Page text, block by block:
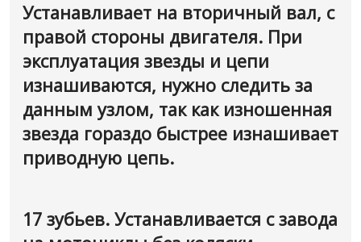
Устанавливает на вторичный вал, с
правой стороны двигателя. При
эксплуатация звезды и цепи
изнашиваются, нужно следить за
данным узлом, так как изношенная
звезда гораздо быстрее изнашивает
приводную цепь.
17 зубьев. Устанавливается с завода